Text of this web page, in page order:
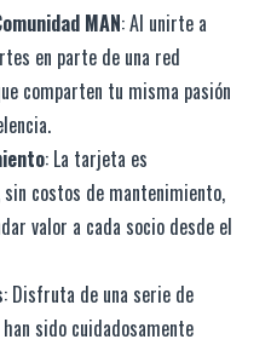
MAN: Al unirte a
en parte de una red
comparten tu misma pasión
: La tarjeta es
costos de mantenimiento,
valor a cada socio desde el
: Disfruta de una serie de
sido cuidadosamente